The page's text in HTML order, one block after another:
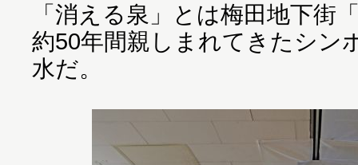
「消える泉」とは梅田地下街
約50年間親しまれてきたシン
水だ。